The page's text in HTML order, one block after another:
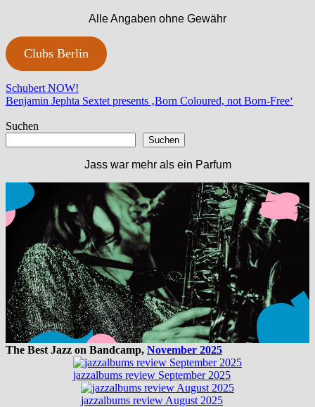
Alle Angaben ohne Gewähr
Clubs Berlin
Beitragsnavigation
Vorheriger
Beitrag:
Schubert NOW!
Nächster
Benjamin Jephta Sextet presents ‚Born Coloured, not Born-Free‘
Suchen
Suchen
Jass war mehr als ein Parfum
The Best Jazz on Bandcamp, November 2025
jazzalbums review September 2025
jazzalbums review August 2025